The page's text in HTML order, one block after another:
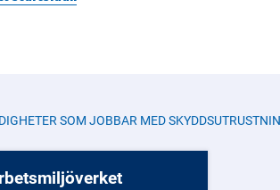
SOM JOBBAR MED